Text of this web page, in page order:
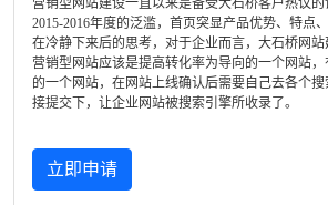
营销型网站建设一直以来是备受大石桥客户热议
2015-2016年度的泛滥，首页突显产品优势、特点
在冷静下来后的思考，对于企业而言，大石桥网
营销型网站应该是提高转化率为导向的一个网站
的一个网站，在网站上线确认后需要自己去各个
接提交下，让企业网站被搜索引擎所收录了。
立即申请